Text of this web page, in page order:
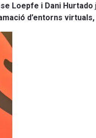
Loepfe i Dani Hurtado
d’entorns virtuals,